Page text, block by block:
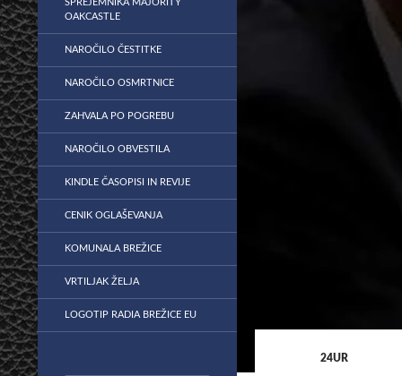
24UR
SPREJEMNIKA MAJORITY
OAKCASTLE
NAROČILO ČESTITKE
NAROČILO OSMRTNICE
ZAHVALA PO POGREBU
NAROČILO OBVESTILA
KINDLE ČASOPISI IN REVIJE
CENIK OGLAŠEVANJA
KOMUNALA BREŽICE
VRTILJAK ŽELJA
LOGOTIP RADIA BREŽICE EU